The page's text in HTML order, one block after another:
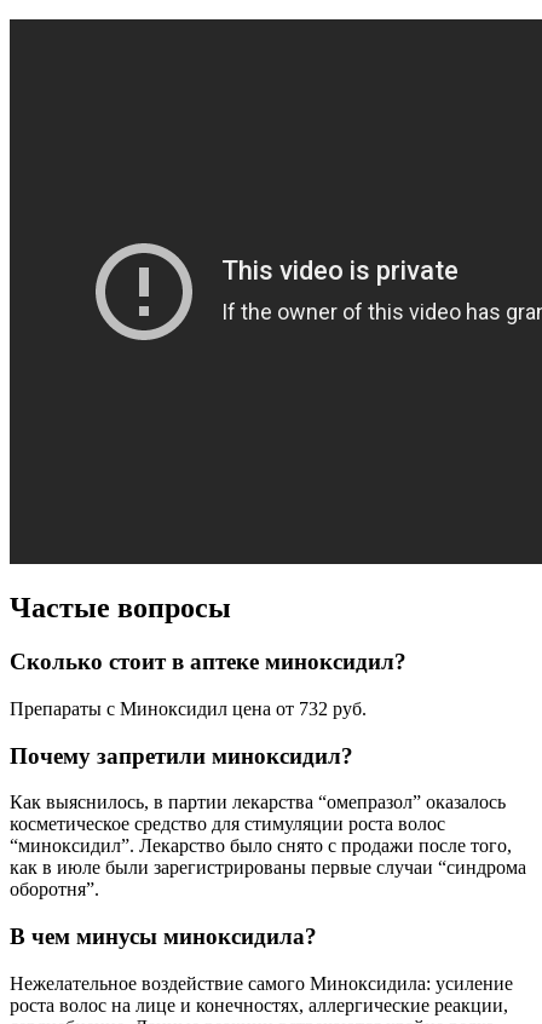
Частые вопросы
Сколько стоит в аптеке миноксидил?
Препараты с Миноксидил цена от 732 руб.
Почему запретили миноксидил?
Как выяснилось, в партии лекарства “омепразол” оказалось
косметическое средство для стимуляции роста волос
“миноксидил”. Лекарство было снято с продажи после того,
как в июле были зарегистрированы первые случаи “синдрома
оборотня”.
В чем минусы миноксидила?
Нежелательное воздействие самого Миноксидила: усиление
роста волос на лице и конечностях, аллергические реакции,